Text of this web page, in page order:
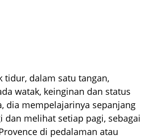
tidur, dalam satu tangan,
watak, keinginan dan status
dia mempelajarinya sepanjang
dan melihat setiap pagi, sebagai
di pedalaman atau